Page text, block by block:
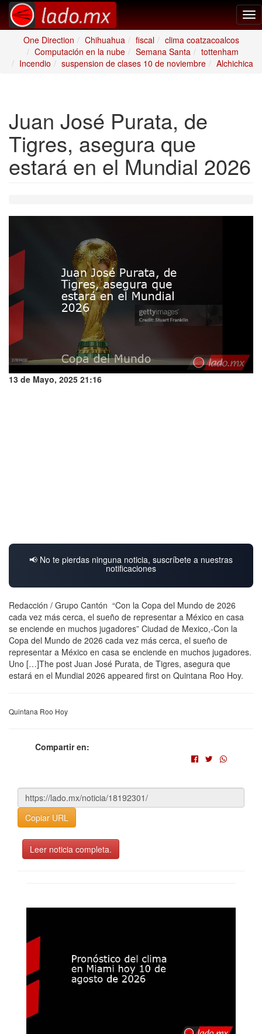
One Direction
Chihuahua fiscal
clima coatzacoalcos
Computación en la nube
Semana Santa
tottenham
Incendio
suspension de clases 10 de noviembre Alchichica
Juan José Purata, de
Tigres, asegura que
estará en el Mundial 2026
13 de Mayo, 2025 21:16
📢 No te pierdas ninguna noticia, suscríbete a nuestras
notificaciones
Redacción / Grupo Cantón “Con la Copa del Mundo de 2026
cada vez más cerca, el sueño de representar a México en casa
se enciende en muchos jugadores” Ciudad de Mexico,-Con la
Copa del Mundo de 2026 cada vez más cerca, el sueño de
representar a México en casa se enciende en muchos jugadores.
Uno […]The post Juan José Purata, de Tigres, asegura que
estará en el Mundial 2026 appeared first on Quintana Roo Hoy.
Quintana Roo Hoy
Compartir en:
Copiar URL
Leer noticia completa.